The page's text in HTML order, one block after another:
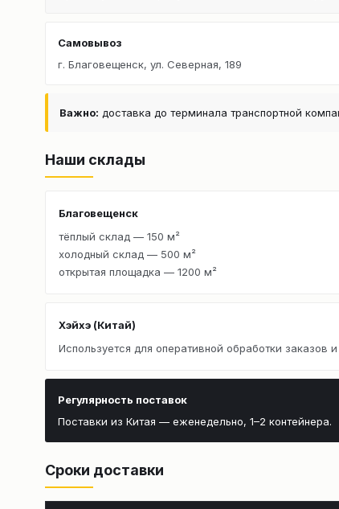
Самовывоз
г. Благовещенск, ул. Северная, 189
Важно: доставка до терминала транспортной
Наши склады
Благовещенск
тёплый склад — 150 м²
холодный склад — 500 м²
открытая площадка — 1200 м²
Хэйхэ (Китай)
Используется для оперативной обработки заказов
Регулярность поставок
Поставки из Китая — еженедельно, 1–2 контейнера.
Сроки доставки